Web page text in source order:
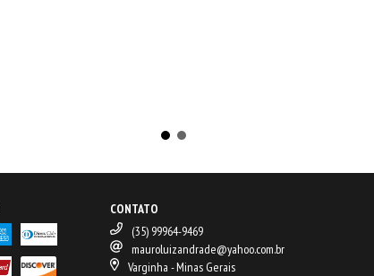
CONTATO
(35) 99964-9469
mauroluizandrade@yahoo.com.br
Varginha - Minas Gerais